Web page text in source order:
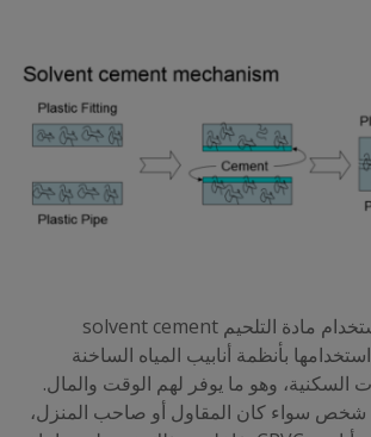
يفضل المقاولون استخدام مادة التلحيم solvent cement
بأنظمة أنابيب المياه الساخنة
السكنية، وهو ما يوفر لهم الوقت والمال.
شخص سواء كان المقاول أو صاحب المنزل،